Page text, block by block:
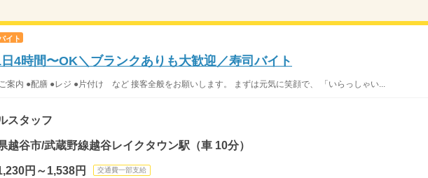
イト
4時間〜OK＼ブランクありも大歓迎／寿司バイト
ご案内 ●配膳 ●レジ ●片付け など 接客全般をお願いします。 まずは元気に笑顔で、 「いらっしゃい...
スタッフ
越谷市/武蔵野線越谷レイクタウン駅（車 10分）
円～1,538円 交通費一部支給